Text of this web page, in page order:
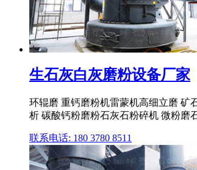
生石灰白灰磨粉设备厂家
环辊磨 重钙磨粉机雷蒙机高细立磨 矿
析 碳酸钙粉磨粉石灰石粉碎机 微粉磨
联系电话: 180 3780 8511